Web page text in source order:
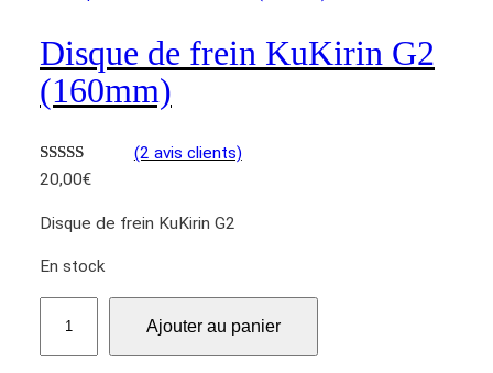
K
i
i
n
2
Disque de frein KuKirin G2
(160mm)
Noté5.00
sur
2
notations
client
(2 avis clients)
20,00€
Disque de frein KuKirin G2
En stock
a
Ajouter au panier